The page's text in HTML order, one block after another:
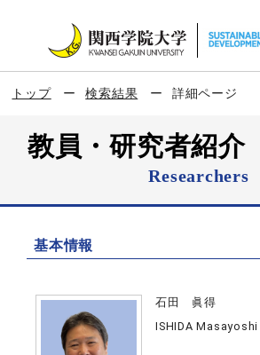
トップ 検索結果 詳細ページ
教員・研究者紹介
Researchers
基本情報
石田 眞得
ISHIDA Masayoshi